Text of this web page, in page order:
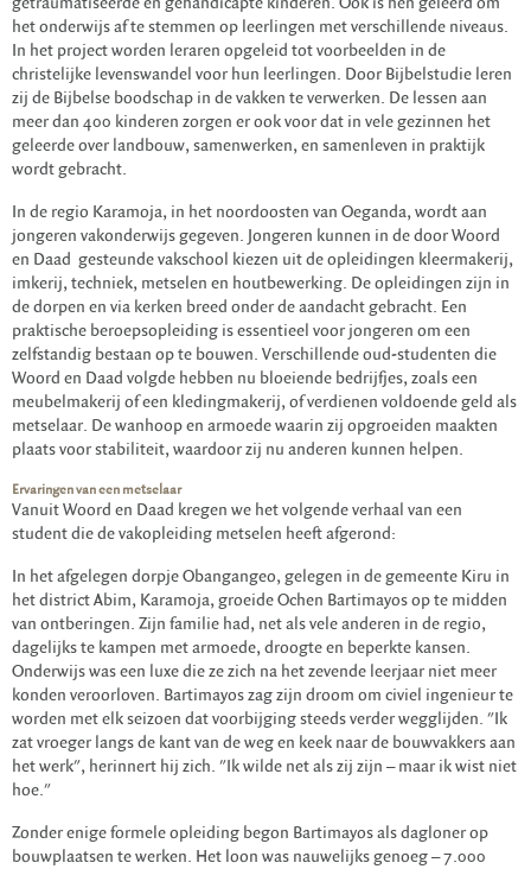
het onderwijs af te stemmen op leerlingen met verschillende niveaus.
In het project worden leraren opgeleid tot voorbeelden in de
christelijke levenswandel voor hun leerlingen. Door Bijbelstudie leren
zij de Bijbelse boodschap in de vakken te verwerken. De lessen aan
meer dan 400 kinderen zorgen er ook voor dat in vele gezinnen het
geleerde over landbouw, samenwerken, en samenleven in praktijk
wordt gebracht.
In de regio Karamoja, in het noordoosten van Oeganda, wordt aan
jongeren vakonderwijs gegeven. Jongeren kunnen in de door Woord
en Daad gesteunde vakschool kiezen uit de opleidingen kleermakerij,
imkerij, techniek, metselen en houtbewerking. De opleidingen zijn in
de dorpen en via kerken breed onder de aandacht gebracht. Een
praktische beroepsopleiding is essentieel voor jongeren om een
zelfstandig bestaan op te bouwen. Verschillende oud-studenten die
Woord en Daad volgde hebben nu bloeiende bedrijfjes, zoals een
meubelmakerij of een kledingmakerij, of verdienen voldoende geld als
metselaar. De wanhoop en armoede waarin zij opgroeiden maakten
plaats voor stabiliteit, waardoor zij nu anderen kunnen helpen.
Ervaringen van een metselaar
Vanuit Woord en Daad kregen we het volgende verhaal van een
student die de vakopleiding metselen heeft afgerond:
In het afgelegen dorpje Obangangeo, gelegen in de gemeente Kiru in
het district Abim, Karamoja, groeide Ochen Bartimayos op te midden
van ontberingen. Zijn familie had, net als vele anderen in de regio,
dagelijks te kampen met armoede, droogte en beperkte kansen.
Onderwijs was een luxe die ze zich na het zevende leerjaar niet meer
konden veroorloven. Bartimayos zag zijn droom om civiel ingenieur te
worden met elk seizoen dat voorbijging steeds verder wegglijden. "Ik
zat vroeger langs de kant van de weg en keek naar de bouwvakkers aan
het werk", herinnert hij zich. "Ik wilde net als zij zijn – maar ik wist niet
hoe."
Zonder enige formele opleiding begon Bartimayos als dagloner op
bouwplaatsen te werken. Het loon was nauwelijks genoeg – 7.000